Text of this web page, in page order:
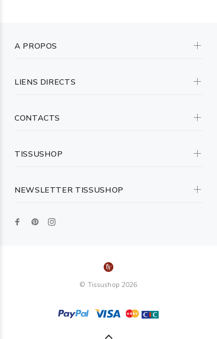
NEWSLETTER TISSUSHOP
A PROPOS
LIENS DIRECTS
CONTACTS
TISSUSHOP
© Tissushop 2026